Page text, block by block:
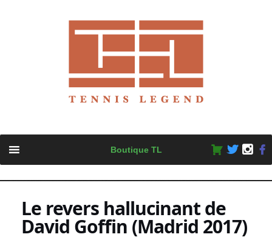
content
Boutique TL
Le revers hallucinant de
David Goffin (Madrid 2017)